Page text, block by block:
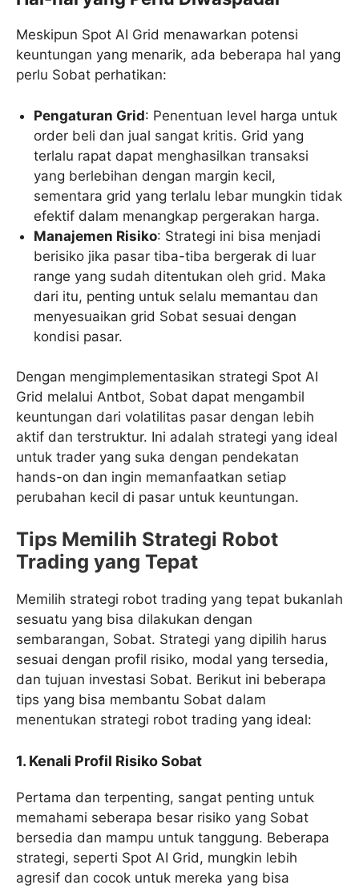
Meskipun Spot AI Grid menawarkan potensi
keuntungan yang menarik, ada beberapa hal yang
perlu Sobat perhatikan:
Pengaturan Grid: Penentuan level harga untuk
order beli dan jual sangat kritis. Grid yang
terlalu rapat dapat menghasilkan transaksi
yang berlebihan dengan margin kecil,
sementara grid yang terlalu lebar mungkin tidak
efektif dalam menangkap pergerakan harga.
Manajemen Risiko: Strategi ini bisa menjadi
berisiko jika pasar tiba-tiba bergerak di luar
range yang sudah ditentukan oleh grid. Maka
dari itu, penting untuk selalu memantau dan
menyesuaikan grid Sobat sesuai dengan
kondisi pasar.
Dengan mengimplementasikan strategi Spot AI
Grid melalui Antbot, Sobat dapat mengambil
keuntungan dari volatilitas pasar dengan lebih
aktif dan terstruktur. Ini adalah strategi yang ideal
untuk trader yang suka dengan pendekatan
hands-on dan ingin memanfaatkan setiap
perubahan kecil di pasar untuk keuntungan.
Tips Memilih Strategi Robot
Trading yang Tepat
Memilih strategi robot trading yang tepat bukanlah
sesuatu yang bisa dilakukan dengan
sembarangan, Sobat. Strategi yang dipilih harus
sesuai dengan profil risiko, modal yang tersedia,
dan tujuan investasi Sobat. Berikut ini beberapa
tips yang bisa membantu Sobat dalam
menentukan strategi robot trading yang ideal:
1. Kenali Profil Risiko Sobat
Pertama dan terpenting, sangat penting untuk
memahami seberapa besar risiko yang Sobat
bersedia dan mampu untuk tanggung. Beberapa
strategi, seperti Spot AI Grid, mungkin lebih
agresif dan cocok untuk mereka yang bisa